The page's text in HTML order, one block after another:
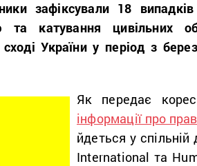
зафіксували 18
та катування цивільних
України у період з
Як передає
інформації про
йдеться у
International та